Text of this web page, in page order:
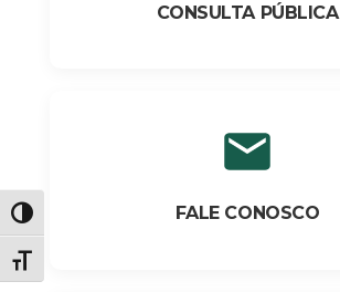
Alternar alto contraste
Alternar tamanho da fonte
CONSULTA PÚBLICA
FALE CONOSCO